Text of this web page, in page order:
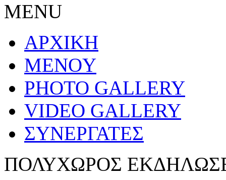
MENU
ΑΡΧΙΚΗ
MENOY
PHOTO GALLERY
VIDEO GALLERY
ΣΥΝΕΡΓΑΤΕΣ
ΠΟΛΥΧΩΡΟΣ